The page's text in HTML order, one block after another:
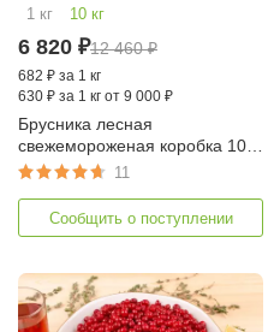
1 кг 10 кг
6 820 ₽12 460₽
682 ₽ за 1 кг
630 ₽ за 1 кг от 9 000 ₽
Брусника лесная
свежемороженая коробка 10
кг (Карелия) 11
Сообщить о поступлении